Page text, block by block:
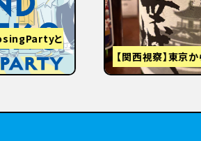
【関西視察】東京から大阪・京都へ